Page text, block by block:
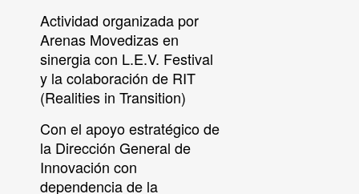
Actividad organizada por
Arenas Movedizas en
sinergia con L.E.V. Festival
y la colaboración de RIT
(Realities in Transition)
Con el apoyo estratégico de
la Dirección General de
Innovación con
dependencia de la